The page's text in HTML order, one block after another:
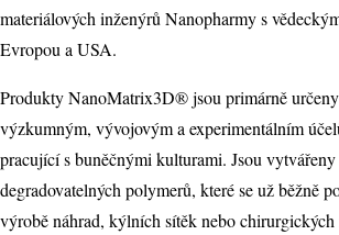
materiálových inženýrů Nanopharmy s
Evropou a USA.
Produkty NanoMatrix3D® jsou primárně
výzkumným, vývojovým a experimentálním
pracující s buněčnými kulturami. Jsou
degradovatelných polymerů, které se už běžně
výrobě náhrad, kýlních sítěk nebo